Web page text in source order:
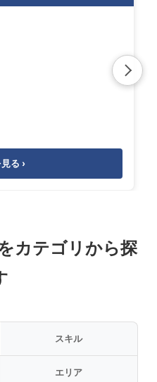
る ›
カテゴリから探
スキル
エリア